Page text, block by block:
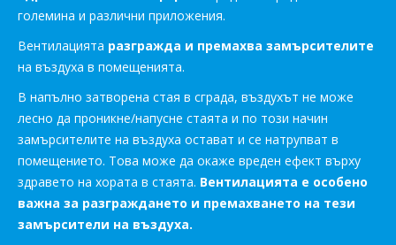
големина и различни приложения.
Вентилацията разгражда и премахва замърсителите
на въздуха в помещенията.
В напълно затворена стая в сграда, въздухът не може
лесно да проникне/напусне стаята и по този начин
замърсителите на въздуха остават и се натрупват в
помещението. Това може да окаже вреден ефект върху
здравето на хората в стаята. Вентилацията е особено
важна за разграждането и премахването на тези
замърсители на въздуха.